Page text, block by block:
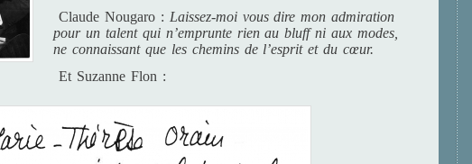
Claude Nougaro : Laissez-moi vous dire mon admiration
pour un talent qui n’emprunte rien au bluff ni aux modes,
ne connaissant que les chemins de l’esprit et du cœur.
Et Suzanne Flon :